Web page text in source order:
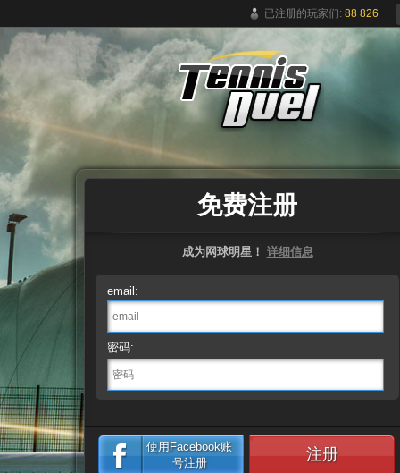
已注册的玩家们: 88 826
免费注册
成为网球明星！ 详细信息
email:
密码:
使用Facebook账
号注册
注册